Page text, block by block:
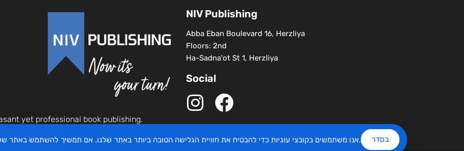
yet professional book publishing.
NIV Publishing
Abba Eban Boulevard 16, Herzliya
Floors: 2nd
Ha-Sadna'ot St 1, Herzliya
Social
אנו משתמשים בקובצי עוגיות כדי להבטיח את חוויית הגלישה הטובה ביותר באתר שלנו. אם תמשיך להשתמש באתרשלנו. בסדר